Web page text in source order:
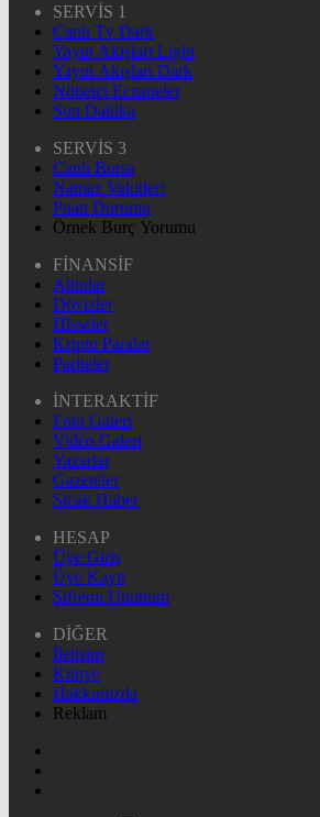
SERVİS 1
Canlı Tv Dark
Yayın Akışları Light
Yayın Akışları Dark
Nöbetçi Eczaneler
Son Dakika
SERVİS 3
Canlı Borsa
Namaz Vakitleri
Puan Durumu
Örnek Burç Yorumu
FİNANSİF
Altınlar
Dövizler
Hisseler
Kripto Paralar
Pariteler
İNTERAKTİF
Foto Galeri
Video Galeri
Yazarlar
Gazeteler
Sıcak Haber
HESAP
Üye Giriş
Üye Kayıt
Şifremi Unuttum
DİĞER
İletişim
Künye
Hakkımızda
Reklam